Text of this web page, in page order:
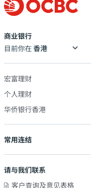
商业银行
目前你在
宏富理财
个人理财
华侨银行香港
常用连结
请与我们联系
客户查询及意见表格